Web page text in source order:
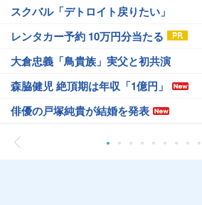
スクバル「デトロイト戻りたい」
レンタカー予約 10万円分当たる
大倉忠義「鳥貴族」実父と初共演
森脇健児 絶頂期は年収「1億円」
俳優の戸塚純貴が結婚を発表